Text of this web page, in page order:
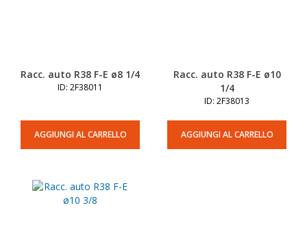
Racc. auto R38 F-E ø8 1/4
ID: 2F38011
AGGIUNGI AL CARRELLO
Racc. auto R38 F-E ø10
1/4
ID: 2F38013
AGGIUNGI AL CARRELLO